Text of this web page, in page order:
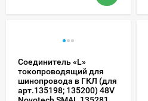
Соединитель «L»
токопроводящий для
шинопровода в ГКЛ (для
арт.135198; 135200) 48V